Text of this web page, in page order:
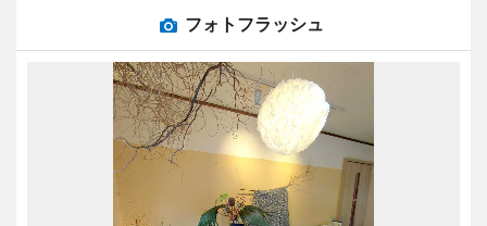
フォトフラッシュ